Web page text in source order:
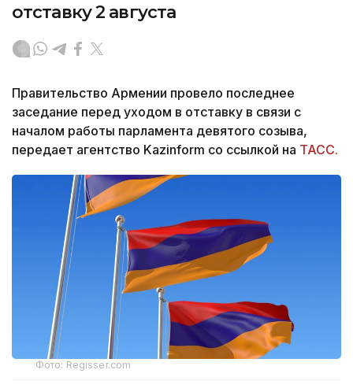
отставку 2 августа
Правительство Армении провело последнее
заседание перед уходом в отставку в связи с
началом работы парламента девятого созыва,
передает агентство Kazinform со ссылкой на ТАСС.
Фото: Regisser.com